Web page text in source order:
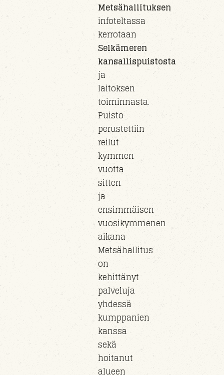
Metsähallituksen
infoteltassa
kerrotaan
Selkämeren
kansallispuistosta
ja
laitoksen
toiminnasta.
Puisto
perustettiin
reilut
kymmen
vuotta
sitten
ja
ensimmäisen
vuosikymmenen
aikana
Metsähallitus
on
kehittänyt
palveluja
yhdessä
kumppanien
kanssa
sekä
hoitanut
alueen